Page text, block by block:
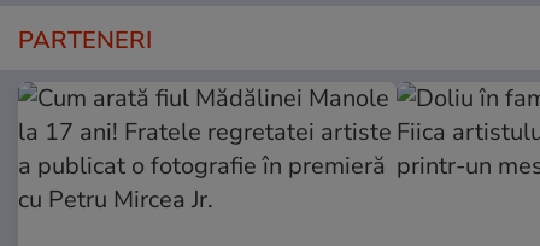
PARTENERI